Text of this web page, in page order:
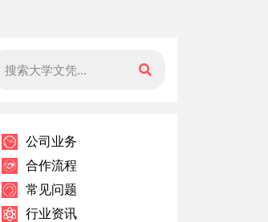
公司业务
合作流程
常见问题
行业资讯